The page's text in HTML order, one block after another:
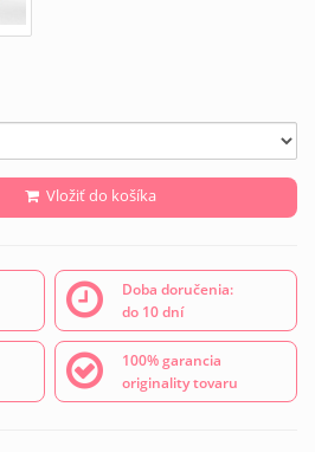
Vložiť do košíka
Doba doručenia:
do 10 dní
100% garancia
originality tovaru